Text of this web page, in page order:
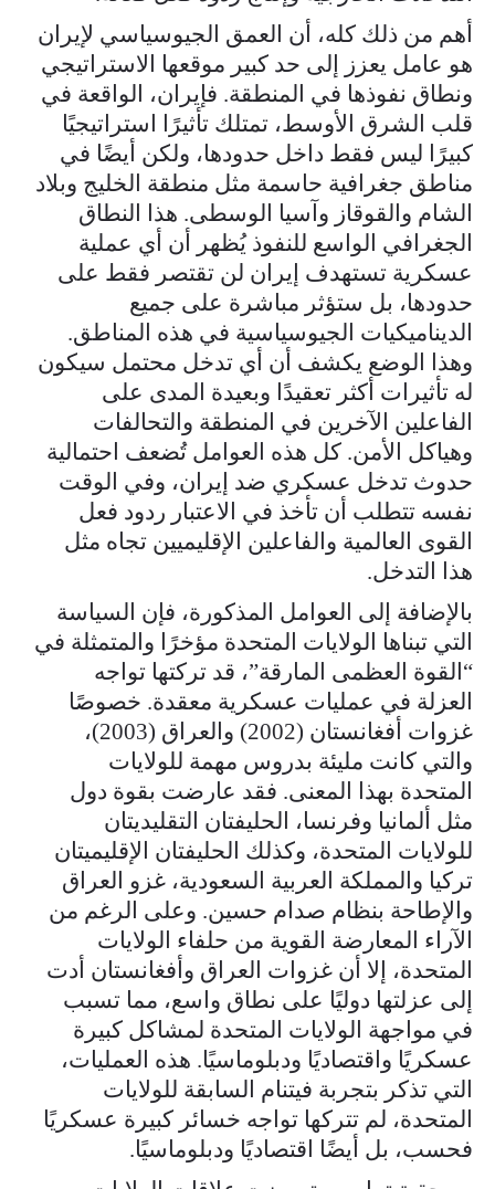
أهم من ذلك كله، أن العمق الجيوسياسي لإيران
هو عامل يعزز إلى حد كبير موقعها الاستراتيجي
ونطاق نفوذها في المنطقة. فإيران، الواقعة في
قلب الشرق الأوسط، تمتلك تأثيرًا استراتيجيًا
كبيرًا ليس فقط داخل حدودها، ولكن أيضًا في
مناطق جغرافية حاسمة مثل منطقة الخليج وبلاد
الشام والقوقاز وآسيا الوسطى. هذا النطاق
الجغرافي الواسع للنفوذ يُظهر أن أي عملية
عسكرية تستهدف إيران لن تقتصر فقط على
حدودها، بل ستؤثر مباشرة على جميع
الديناميكيات الجيوسياسية في هذه المناطق.
وهذا الوضع يكشف أن أي تدخل محتمل سيكون
له تأثيرات أكثر تعقيدًا وبعيدة المدى على
الفاعلين الآخرين في المنطقة والتحالفات
وهياكل الأمن. كل هذه العوامل تُضعف احتمالية
حدوث تدخل عسكري ضد إيران، وفي الوقت
نفسه تتطلب أن تأخذ في الاعتبار ردود فعل
القوى العالمية والفاعلين الإقليميين تجاه مثل
هذا التدخل.
بالإضافة إلى العوامل المذكورة، فإن السياسة
التي تبناها الولايات المتحدة مؤخرًا والمتمثلة في
“القوة العظمى المارقة”، قد تركتها تواجه
العزلة في عمليات عسكرية معقدة. خصوصًا
غزوات أفغانستان (2002) والعراق (2003)،
والتي كانت مليئة بدروس مهمة للولايات
المتحدة بهذا المعنى. فقد عارضت بقوة دول
مثل ألمانيا وفرنسا، الحليفتان التقليديتان
للولايات المتحدة، وكذلك الحليفتان الإقليميتان
تركيا والمملكة العربية السعودية، غزو العراق
والإطاحة بنظام صدام حسين. وعلى الرغم من
الآراء المعارضة القوية من حلفاء الولايات
المتحدة، إلا أن غزوات العراق وأفغانستان أدت
إلى عزلتها دوليًا على نطاق واسع، مما تسبب
في مواجهة الولايات المتحدة لمشاكل كبيرة
عسكريًا واقتصاديًا ودبلوماسيًا. هذه العمليات،
التي تذكر بتجربة فيتنام السابقة للولايات
المتحدة، لم تتركها تواجه خسائر كبيرة عسكريًا
فحسب، بل أيضًا اقتصاديًا ودبلوماسيًا.